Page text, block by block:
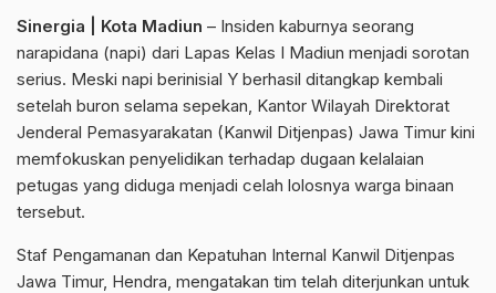
Sinergia | Kota Madiun – Insiden kaburnya seorang
narapidana (napi) dari Lapas Kelas I Madiun menjadi sorotan
serius. Meski napi berinisial Y berhasil ditangkap kembali
setelah buron selama sepekan, Kantor Wilayah Direktorat
Jenderal Pemasyarakatan (Kanwil Ditjenpas) Jawa Timur kini
memfokuskan penyelidikan terhadap dugaan kelalaian
petugas yang diduga menjadi celah lolosnya warga binaan
tersebut.
Staf Pengamanan dan Kepatuhan Internal Kanwil Ditjenpas
Jawa Timur, Hendra, mengatakan tim telah diterjunkan untuk